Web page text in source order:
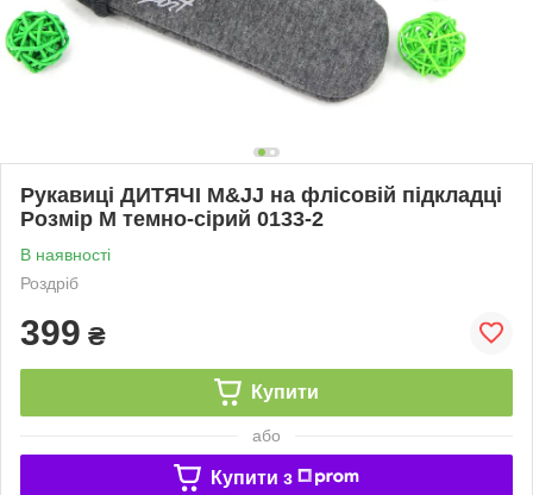
Рукавиці ДИТЯЧІ M&JJ на флісовій підкладці
Розмір M темно-сірий 0133-2
В наявності
Роздріб
399 ₴
Купити
або
Купити з